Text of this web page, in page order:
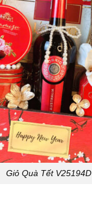
Giỏ Quà Tết V25194D